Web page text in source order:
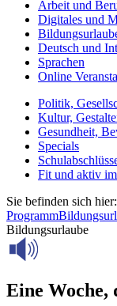
Arbeit und
Digitales und
Deutsch und
Sprachen
Online
Politik,
Kultur,
Gesundheit,
Specials
Fit und aktiv
Sie befinden sich hier:
Programm
Bildungsurlaube
Eine